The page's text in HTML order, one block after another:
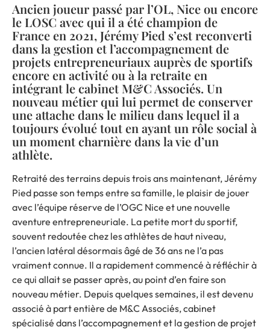
Ancien joueur passé par l’OL, Nice ou encore
le LOSC avec qui il a été champion de
France en 2021, Jérémy Pied s’est reconverti
dans la gestion et l’accompagnement de
projets entrepreneuriaux auprès de sportifs
encore en activité ou à la retraite en
intégrant le cabinet M&C Associés. Un
nouveau métier qui lui permet de conserver
une attache dans le milieu dans lequel il a
toujours évolué tout en ayant un rôle social à
un moment charnière dans la vie d’un
athlète.
Retraité des terrains depuis trois ans maintenant,Jérémy
Pied passe son temps entre sa famille, le plaisir de jouer
avec l’équipe réserve de l’OGC Nice et une nouvelle
aventure entrepreneuriale. La petite mort du sportif,
souvent redoutée chez les athlètes de haut niveau,
l’ancien latéral désormais âgé de 36 ans ne l’a pas
vraiment connue. Il a rapidement commencé à réfléchir à
ce qui allait se passer après, au point d’en faire son
nouveau métier. Depuis quelques semaines, il est devenu
associé à part entière de M&C Associés, cabinet
spécialisé dans l’accompagnement et la gestion de projet